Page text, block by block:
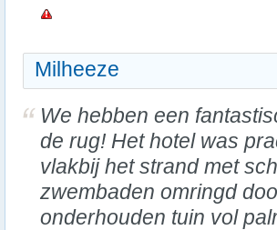
Milheeze
We hebben een
de rug! Het hotel was
vlakbij het strand met
zwembaden omringd
onderhouden tuin vol